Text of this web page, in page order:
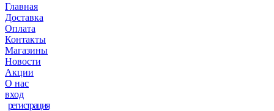
Главная
Доставка
Оплата
Контакты
Магазины
Новости
Акции
О нас
вход
регистрация